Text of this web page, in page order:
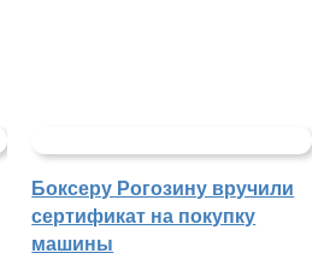
Боксеру Рогозину вручили
сертификат на покупку
машины